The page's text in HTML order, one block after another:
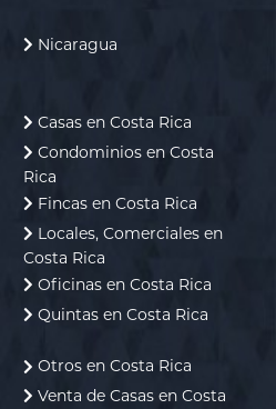
Nicaragua
Casas en Costa Rica
Condominios en Costa
Rica
Fincas en Costa Rica
Locales, Comerciales en
Costa Rica
Oficinas en Costa Rica
Quintas en Costa Rica
Otros en Costa Rica
Venta de Casas en Costa